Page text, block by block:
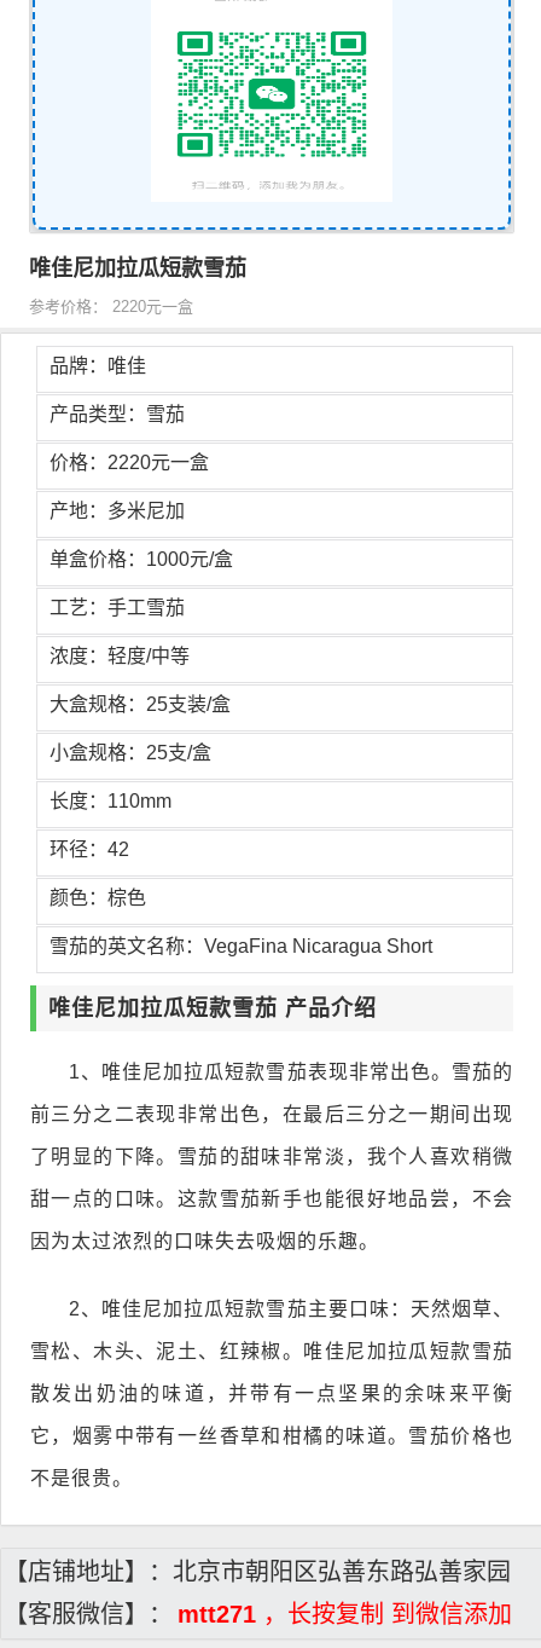
唯佳尼加拉瓜短款雪茄
参考价格： 2220元一盒
品牌：唯佳
产品类型：雪茄
价格：2220元一盒
产地：多米尼加
单盒价格：1000元/盒
工艺：手工雪茄
浓度：轻度/中等
大盒规格：25支装/盒
小盒规格：25支/盒
长度：110mm
环径：42
颜色：棕色
雪茄的英文名称：VegaFina Nicaragua Short
唯佳尼加拉瓜短款雪茄 产品介绍
1、唯佳尼加拉瓜短款雪茄表现非常出色。雪茄的
前三分之二表现非常出色，在最后三分之一期间出现
了明显的下降。雪茄的甜味非常淡，我个人喜欢稍微
甜一点的口味。这款雪茄新手也能很好地品尝，不会
因为太过浓烈的口味失去吸烟的乐趣。
2、唯佳尼加拉瓜短款雪茄主要口味：天然烟草、
雪松、木头、泥土、红辣椒。唯佳尼加拉瓜短款雪茄
散发出奶油的味道，并带有一点坚果的余味来平衡
它，烟雾中带有一丝香草和柑橘的味道。雪茄价格也
不是很贵。
【店铺地址】：北京市朝阳区弘善东路弘善家园
【客服微信】：
mtt271 ，长按复制 到微信添加